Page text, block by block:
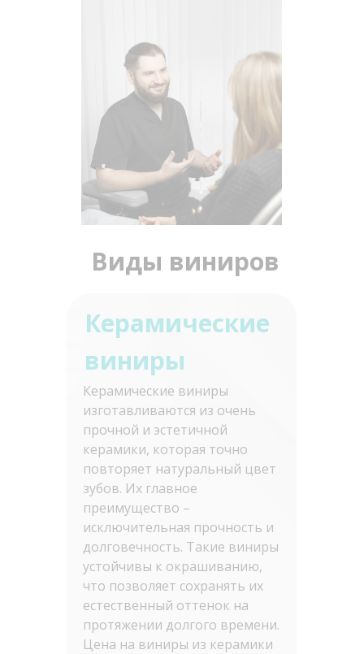
Виды виниров
Керамические
виниры
Керамические виниры
изготавливаются из очень
прочной и эстетичной
керамики, которая точно
повторяет натуральный цвет
зубов. Их главное
преимущество –
исключительная прочность и
долговечность. Такие виниры
устойчивы к окрашиванию,
что позволяет сохранять их
естественный оттенок на
протяжении долгого времени.
Цена на виниры из керамики